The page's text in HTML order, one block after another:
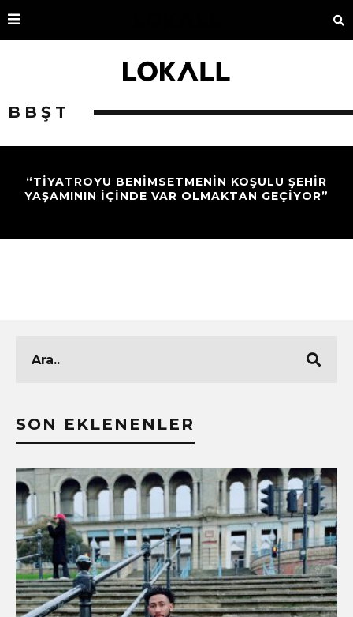
BBŞT
“TİYATROYU BENİMSETMENİN KOŞULU ŞEHİR
YAŞAMININ İÇİNDE VAR OLMAKTAN GEÇİYOR”
SON EKLENENLER